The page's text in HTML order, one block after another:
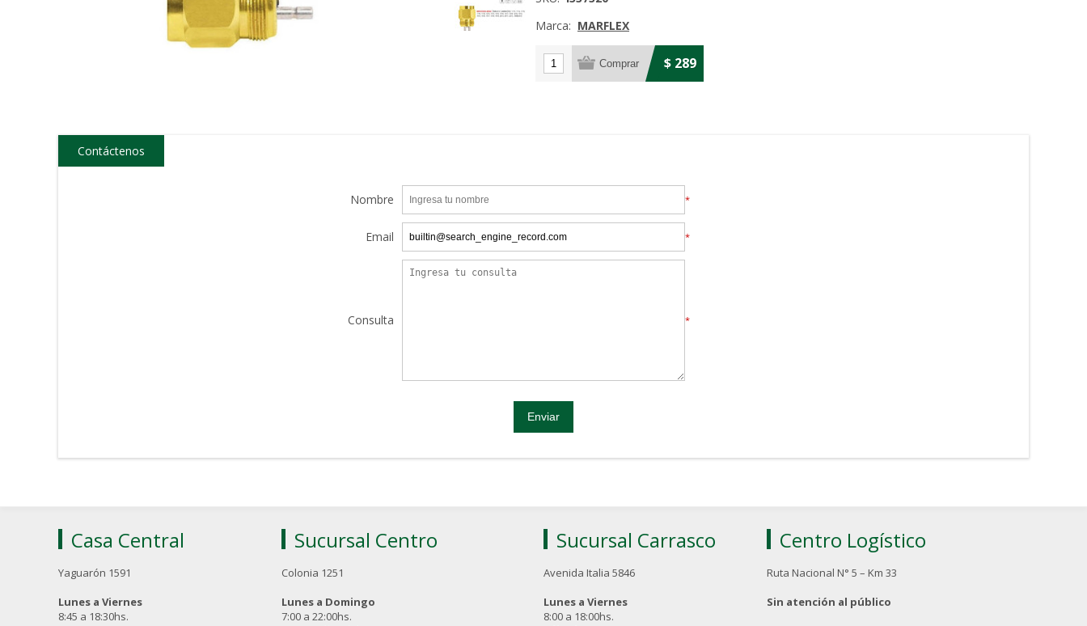
Marca: MARFLEX
$ 289
Contáctenos
Nombre *
Email *
Consulta *
Casa Central
Yaguarón 1591
Lunes a Viernes
8:45 a 18:30hs.
Sucursal Centro
Colonia 1251
Lunes a Domingo
7:00 a 22:00hs.
Sucursal Carrasco
Avenida Italia 5846
Lunes a Viernes
8:00 a 18:00hs.
Centro Logístico
Ruta Nacional N° 5 – Km 33
Sin atención al público